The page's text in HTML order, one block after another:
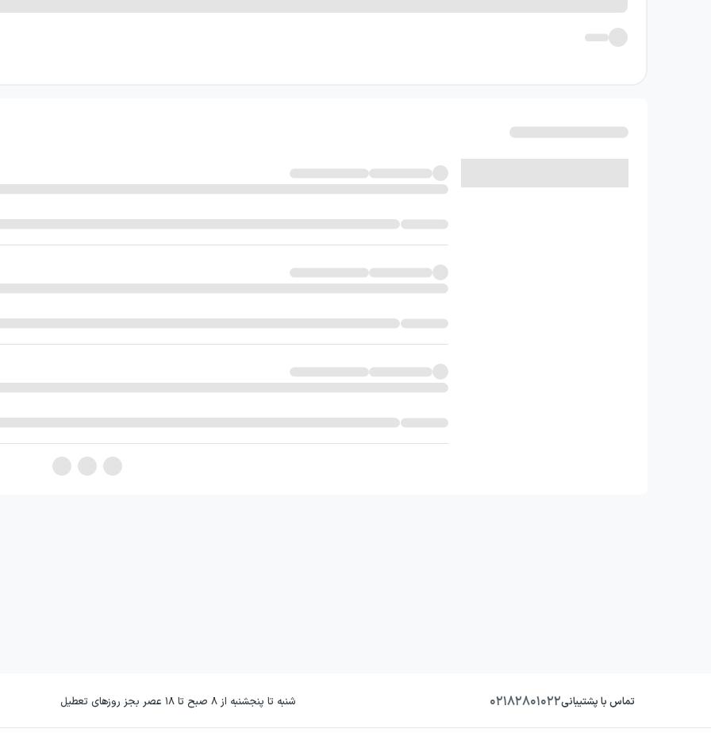
تماس با پشتیبانی۰۲۱۸۲۸۰۱۰۲۲ شنبه تا پنجشنبه از ۸ صبح تا ۱۸ عصر بجز روزهای تعطیل